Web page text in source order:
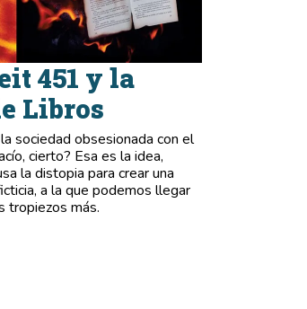
451 y la
Libros
sociedad obsesionada con el
cierto? Esa es la idea,
la distopia para crear una
a la que podemos llegar
tropiezos más.